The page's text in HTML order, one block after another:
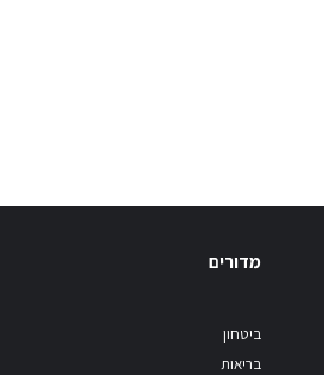
מדורים
ביטחון
בריאות